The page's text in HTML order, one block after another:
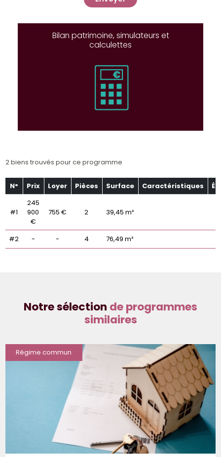
Bilan patrimoine, simulateurs et
calculettes
2 biens trouvés pour ce programme
N° Prix Loyer Pièces Surface Caractéristiques
#1
245
900
€
755 € 2 39,45 m²
#2 - - 4 76,49 m²
Notre sélection de programmes
similaires
Régime commun